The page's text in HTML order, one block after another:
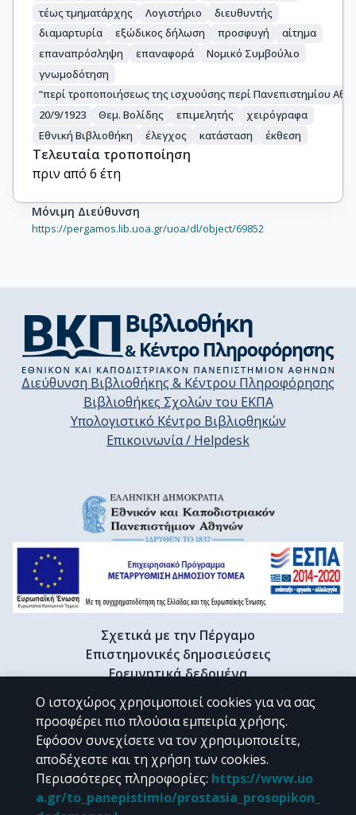
τέως τμηματάρχης
Λογιστήριο
διευθυντής
διαμαρτυρία
εξώδικος δήλωση προσφυγή
αίτημα
επαναπρόσληψη
επαναφορά
Νομικό Συμβούλιο
γνωμοδότηση
“περί τροποποιήσεως της ισχυούσης περί Πανεπιστημίου
20/9/1923
Θεμ. Βολίδης επιμελητής
χειρόγραφα
Εθνική Βιβλιοθήκη
έλεγχος κατάσταση έκθεση
Τελευταία τροποποίηση
πριν από 6 έτη
Μόνιμη Διεύθυνση
https://pergamos.lib.uoa.gr/uoa/dl/object/69852
Διεύθυνση Βιβλιοθήκης & Κέντρου Πληροφόρησης
Βιβλιοθήκες Σχολών του ΕΚΠΑ
Υπολογιστικό Κέντρο Βιβλιοθηκών
Επικοινωνία / Helpdesk
Σχετικά με την Πέργαμο
Επιστημονικές δημοσιεύσεις
Ερευνητικά δεδομένα
Διδακτορικές διατριβές & Γκρίζα βιβλιογραφία
Προφίλ Ερευνητή
CC BY-NC 4.0
Εκτός αν αναφέρεται διαφορετικά, το υλικό της "Περγάμου" διατίθεται
Ο ιστοχώρος χρησιμοποιεί cookies για να σας
προσφέρει πιο πλούσια εμπειρία χρήσης.
Εφόσον συνεχίσετε να τον χρησιμοποιείτε,
αποδέχεστε και τη χρήση των cookies.
Περισσότερες πληροφορίες: https://www.uo
a.gr/to_panepistimio/prostasia_prosopikon_